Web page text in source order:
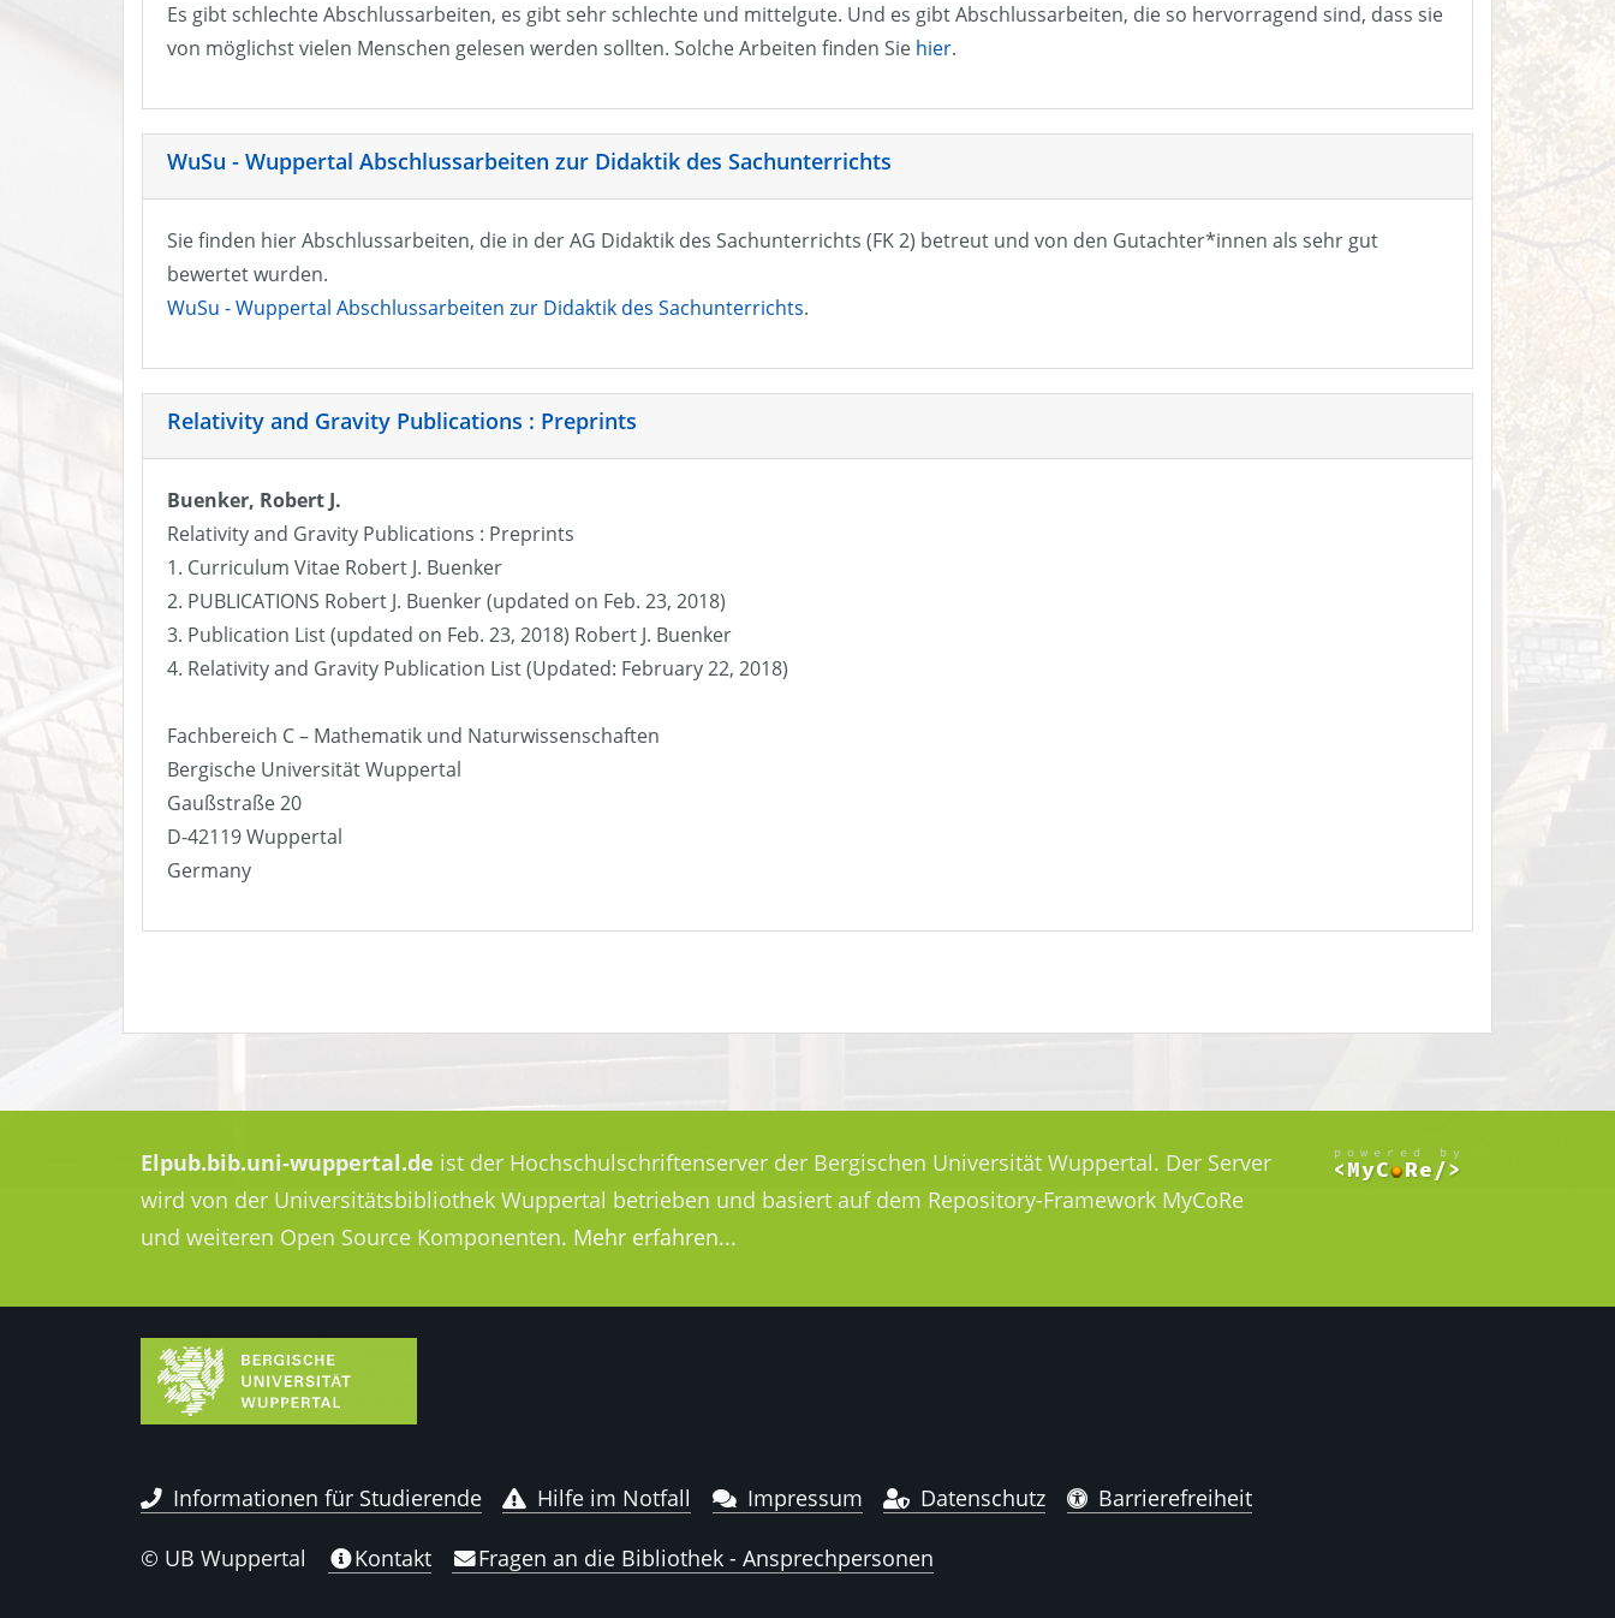
Es gibt schlechte Abschlussarbeiten, es gibt sehr schlechte und mittelgute. Und es gibt Abschlussarbeiten, die so hervorragend sind, dass sie
von möglichst vielen Menschen gelesen werden sollten. Solche Arbeiten finden Sie hier.
WuSu - Wuppertal Abschlussarbeiten zur Didaktik des Sachunterrichts
Sie finden hier Abschlussarbeiten, die in der AG Didaktik des Sachunterrichts (FK 2) betreut und von den Gutachter*innen als sehr gut
bewertet wurden.
WuSu - Wuppertal Abschlussarbeiten zur Didaktik des Sachunterrichts.
Relativity and Gravity Publications : Preprints
Buenker, Robert J.
Relativity and Gravity Publications : Preprints
1. Curriculum Vitae Robert J. Buenker
2. PUBLICATIONS Robert J. Buenker (updated on Feb. 23, 2018)
3. Publication List (updated on Feb. 23, 2018) Robert J. Buenker
4. Relativity and Gravity Publication List (Updated: February 22, 2018)
Fachbereich C – Mathematik und Naturwissenschaften
Bergische Universität Wuppertal
Gaußstraße 20
D-42119 Wuppertal
Germany
Elpub.bib.uni-wuppertal.de ist der Hochschulschriftenserver der Bergischen Universität Wuppertal. Der Server
wird von der Universitätsbibliothek Wuppertal betrieben und basiert auf dem Repository-Framework MyCoRe
und weiteren Open Source Komponenten. Mehr erfahren...
Informationen für Studierende Hilfe im Notfall Impressum Datenschutz Barrierefreiheit
© UB Wuppertal Kontakt Fragen an die Bibliothek - Ansprechpersonen